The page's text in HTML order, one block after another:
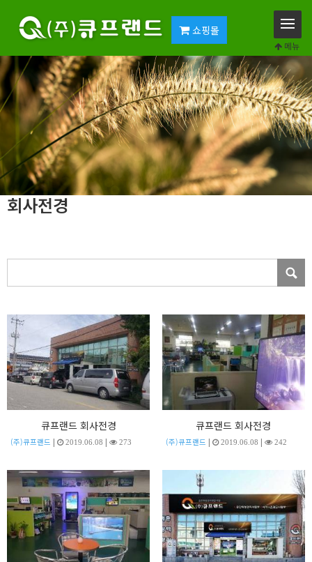
쇼핑몰
메뉴
회사전경
큐프랜드 회사전경
(주)큐프랜드 | 2019.06.08 | 273
큐프랜드 회사전경
(주)큐프랜드 | 2019.06.08 | 242